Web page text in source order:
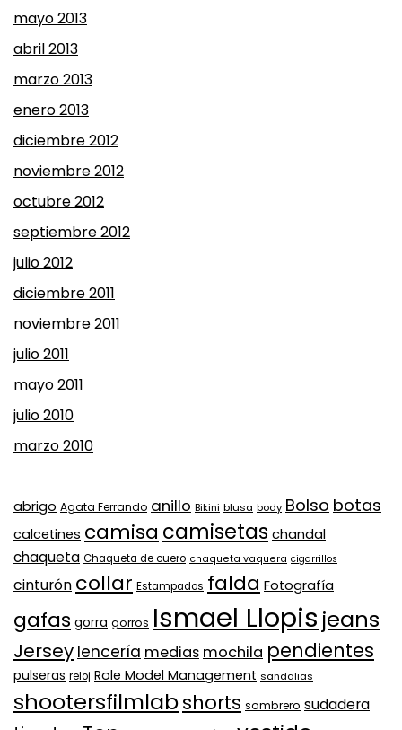
mayo 2013
abril 2013
marzo 2013
enero 2013
diciembre 2012
noviembre 2012
octubre 2012
septiembre 2012
julio 2012
diciembre 2011
noviembre 2011
julio 2011
mayo 2011
julio 2010
marzo 2010
abrigo Agata Ferrando anillo Bikini blusa body Bolso botas
calcetines camisa camisetas chandal
chaqueta Chaqueta de cuero chaqueta vaquera cigarrillos
cinturón collar Estampados falda Fotografía
gafas gorra gorros Ismael Llopis jeans
Jersey lencería medias mochila pendientes
pulseras reloj Role Model Management sandalias
shootersfilmlabshorts sombrero sudadera